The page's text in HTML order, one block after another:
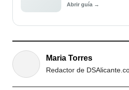
Abrir guía →
Maria Torres
Redactor de